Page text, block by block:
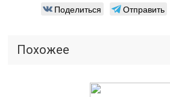
Поделиться Отправить
Похожее